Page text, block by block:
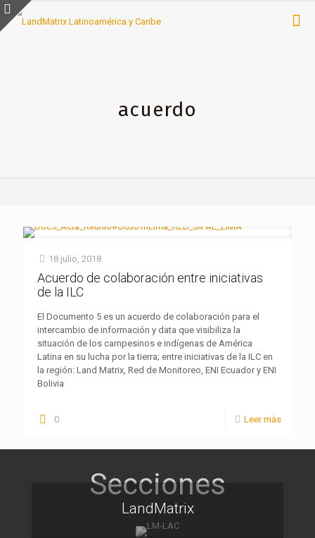
acuerdo
18 julio, 2018
Acuerdo de colaboración entre iniciativas
de la ILC
El Documento 5 es un acuerdo de colaboración para el
intercambio de información y data que visibiliza la
situación de los campesinos e indígenas de América
Latina en su lucha por la tierra; entre iniciativas de la ILC en
la región: Land Matrix, Red de Monitoreo, ENI Ecuador y ENI
Bolivia
0 Leer más
LandMatrix